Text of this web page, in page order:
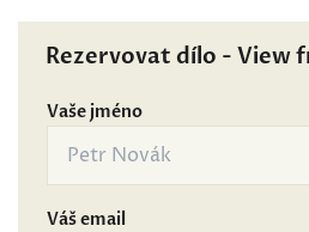
Rezervovat dílo - View
Vaše jméno
Váš email